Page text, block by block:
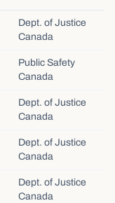
Dept. of Justice
Canada
Public Safety
Canada
Dept. of Justice
Canada
Dept. of Justice
Canada
Dept. of Justice
Canada